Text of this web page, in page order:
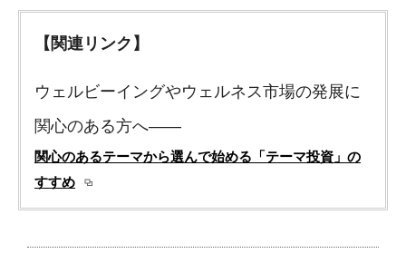
【関連リンク】
ウェルビーイングやウェルネス市場の発展に
関心のある方へ――
関心のあるテーマから選んで始める「テーマ投資」の
すすめ